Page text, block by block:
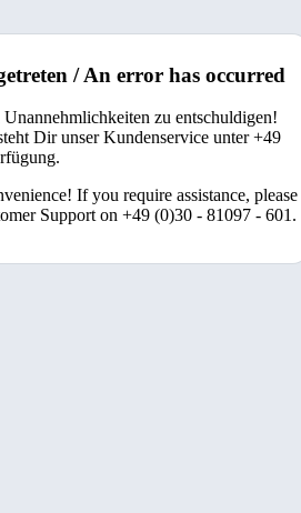
/ An error has occurred
zu entschuldigen!
Dir unser Kundenservice unter +49
If you require assistance, please
Support on +49 (0)30 - 81097 - 601.